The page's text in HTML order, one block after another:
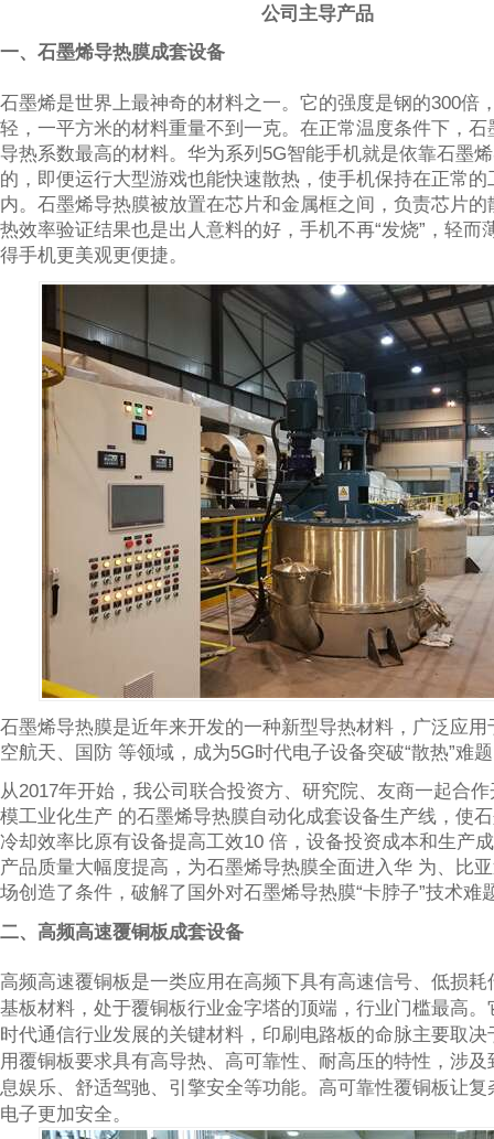
公司主导产品
一、石墨烯导热膜成套设备
石墨烯是世界上最神奇的材料之一。它的强度是钢的300倍
轻，一平方米的材料重量不到一克。在正常温度条件下，石
导热系数最高的材料。华为系列5G智能手机就是依靠石墨
的，即便运行大型游戏也能快速散热，使手机保持在正常的
内。石墨烯导热膜被放置在芯片和金属框之间，负责芯片
热效率验证结果也是出人意料的好，手机不再“发烧”，轻而
得手机更美观更便捷。
石墨烯导热膜是近年来开发的一种新型导热材料，广泛应用
空航天、国防 等领域，成为5G时代电子设备突破“散热”难
从2017年开始，我公司联合投资方、研究院、友商一起合
模工业化生产 的石墨烯导热膜自动化成套设备生产线，使
冷却效率比原有设备提高工效10 倍，设备投资成本和生产
产品质量大幅度提高，为石墨烯导热膜全面进入华 为、比
场创造了条件，破解了国外对石墨烯导热膜“卡脖子”技术难
二、高频高速覆铜板成套设备
高频高速覆铜板是一类应用在高频下具有高速信号、低损耗
基板材料，处于覆铜板行业金字塔的顶端，行业门槛最高。
时代通信行业发展的关键材料，印刷电路板的命脉主要取
用覆铜板要求具有高导热、高可靠性、耐高压的特性，涉
息娱乐、舒适驾驰、引擎安全等功能。高可靠性覆铜板让
电子更加安全。